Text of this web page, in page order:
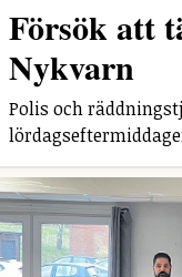
Försök att
Nykvarn
Polis och